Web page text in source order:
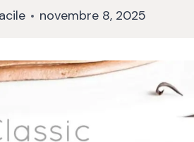
novembre 8, 2025